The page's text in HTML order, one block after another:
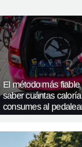
El método más fiable
saber cuántas
consumes al